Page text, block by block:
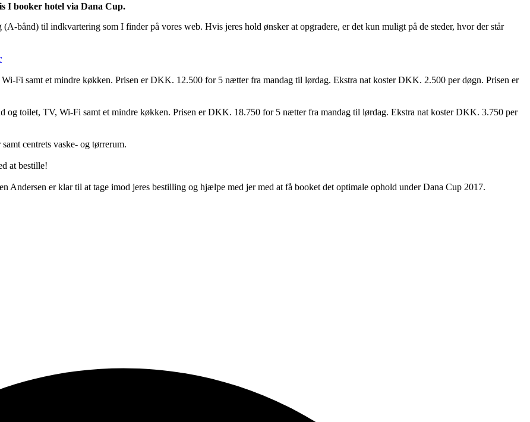
I booker hotel via Dana Cup.
bånd) til indkvartering som I finder på vores web. Hvis jeres hold ønsker at opgradere, er det kun muligt på de steder, hvor der står
Fi samt et mindre køkken. Prisen er DKK. 12.500 for 5 nætter fra mandag til lørdag. Ekstra nat koster DKK. 2.500 per døgn. Prisen er
og toilet, TV, Wi-Fi samt et mindre køkken. Prisen er DKK. 18.750 for 5 nætter fra mandag til lørdag. Ekstra nat koster DKK. 3.750 per
centrets vaske- og tørrerum.
at bestille!
Andersen er klar til at tage imod jeres bestilling og hjælpe med jer med at få booket det optimale ophold under Dana Cup 2017.